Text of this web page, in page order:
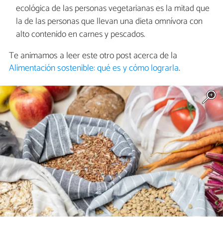
ecológica de las personas vegetarianas es la mitad que
la de las personas que llevan una dieta omnívora con
alto contenido en carnes y pescados.
Te animamos a leer este otro post acerca de la
Alimentación sostenible: qué es y cómo lograrla.